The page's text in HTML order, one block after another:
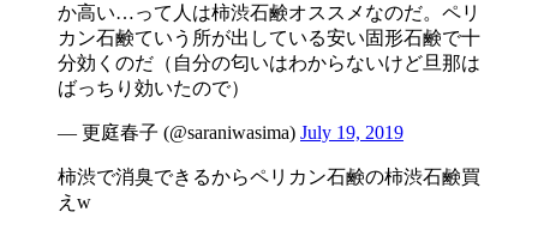
か高い…って人は柿渋石鹸オススメなのだ。ペリ
カン石鹸ていう所が出している安い固形石鹸で十
分効くのだ（自分の匂いはわからないけど旦那は
ばっちり効いたので）
— 更庭春子 (@saraniwasima) July 19, 2019
柿渋で消臭できるからペリカン石鹸の柿渋石鹸買
えw